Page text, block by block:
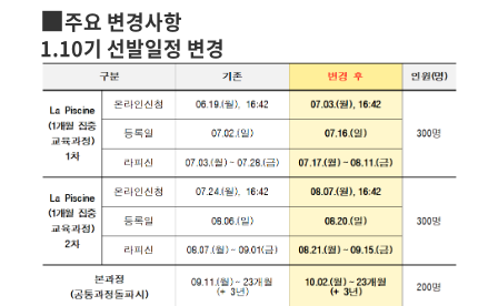
■주요 변경사항
1.10기 선발일정 변경